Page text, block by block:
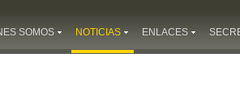
SOMOS NOTICIAS ENLACES